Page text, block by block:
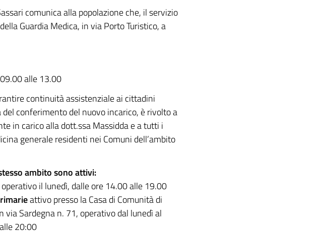
comunica alla popolazione che, il servizio
Guardia Medica, in via Porto Turistico, a
alle 13.00
continuità assistenziale ai cittadini
conferimento del nuovo incarico, è rivolto a
in carico alla dott.ssa Massidda e a tutti i
generale residenti nei Comuni dell’ambito
ambito sono attivi:
il lunedì, dalle ore 14.00 alle 19.00
attivo presso la Casa di Comunità di
via Sardegna n. 71, operativo dal lunedì al
20:00